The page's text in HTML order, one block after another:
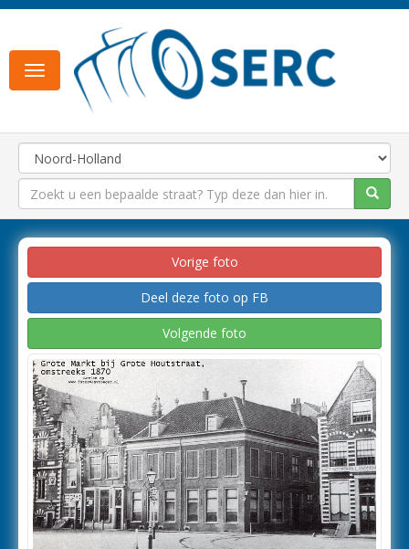
Toggle
navigation
Vorige foto
Deel deze foto op FB
Volgende foto